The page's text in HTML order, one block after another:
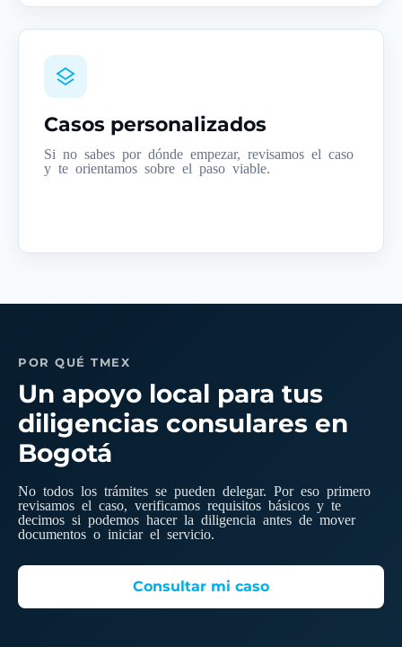
Casos personalizados
Si no sabes por dónde empezar, revisamos el caso
y te orientamos sobre el paso viable.
POR QUÉ TMEX
Un apoyo local para tus
diligencias consulares en
Bogotá
No todos los trámites se pueden delegar. Por eso primero
revisamos el caso, verificamos requisitos básicos y te
decimos si podemos hacer la diligencia antes de mover
documentos o iniciar el servicio.
Consultar mi caso